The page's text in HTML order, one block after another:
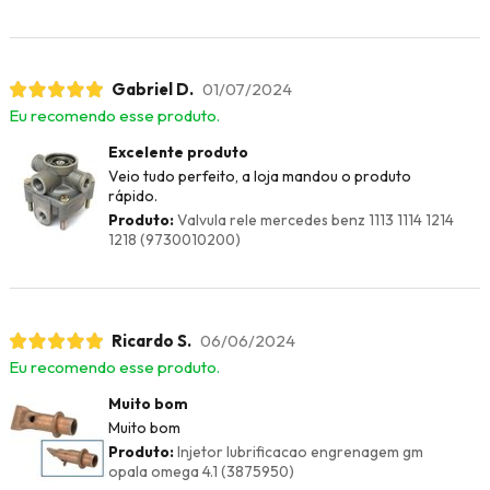
Gabriel D. 01/07/2024
Eu recomendo esse produto.
Excelente produto
Veio tudo perfeito, a loja mandou o produto
rápido.
Produto:Valvula rele mercedes benz 1113 1114 1214
1218 (9730010200)
Ricardo S. 06/06/2024
Eu recomendo esse produto.
Muito bom
Muito bom
Produto:Injetor lubrificacao engrenagem gm
opala omega 4.1 (3875950)